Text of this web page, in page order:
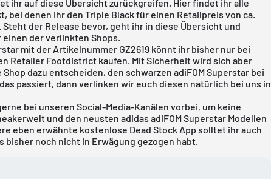
ihr auf diese Übersicht zurückgreifen. Hier findet ihr alle
bei denen ihr den Triple Black für einen Retailpreis von ca.
der Release bevor, geht ihr in diese Übersicht und
der verlinkten Shops.
mit der Artikelnummer GZ2619 könnt ihr bisher nur bei
Retailer Footdistrict kaufen. Mit Sicherheit wird sich aber
dazu entscheiden, den schwarzen adiFOM Superstar bei
passiert, dann verlinken wir euch diesen natürlich bei uns in
bei unseren Social-Media-Kanälen vorbei, um keine
und den neusten adidas adiFOM Superstar Modellen
eben erwähnte kostenlose Dead Stock App solltet ihr auch
bisher noch nicht in Erwägung gezogen habt.